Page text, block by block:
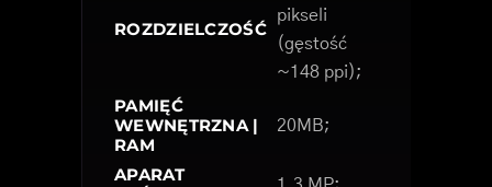
ROZDZIELCZOŚĆ
pikseli
(gęstość
~148 ppi);
PAMIĘĆ
WEWNĘTRZNA |
RAM
20MB;
APARAT